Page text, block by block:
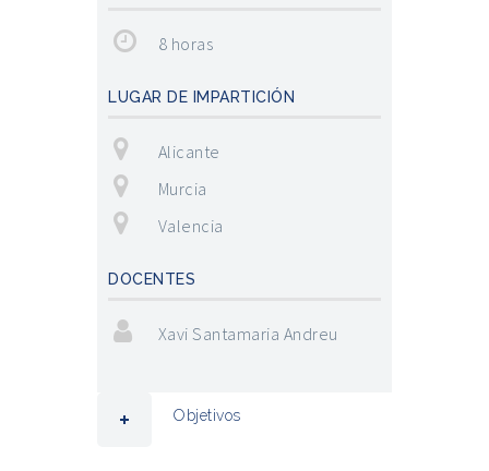
8 horas
LUGAR DE IMPARTICIÓN
Alicante
Murcia
Valencia
DOCENTES
Xavi Santamaria Andreu
Objetivos